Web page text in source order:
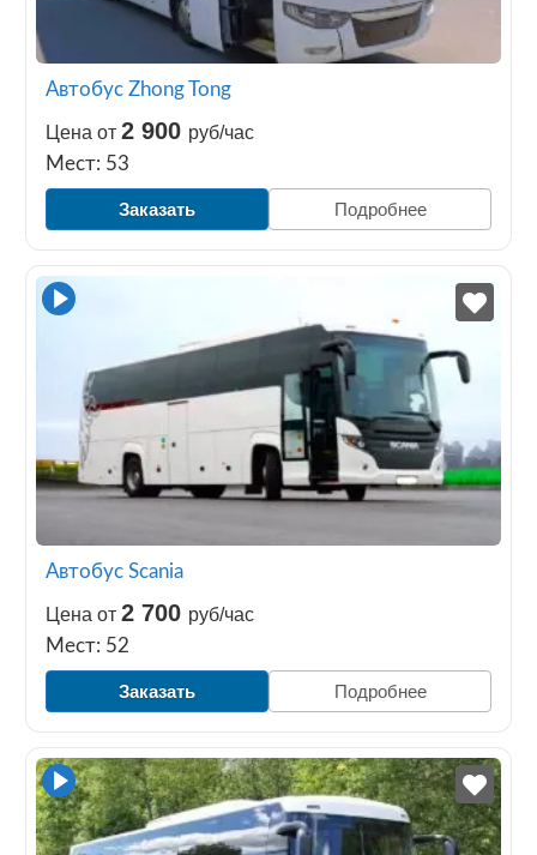
Автобус Zhong Tong
Цена от 2 900 руб/час
Мест: 53
Заказать Подробнее
Автобус Scania
Цена от 2 700 руб/час
Мест: 52
Заказать Подробнее